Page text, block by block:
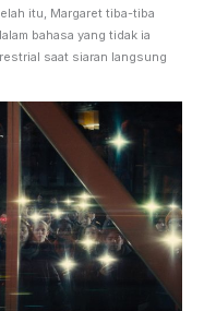
itu, Margaret tiba-tiba
bahasa yang tidak ia
saat siaran langsung